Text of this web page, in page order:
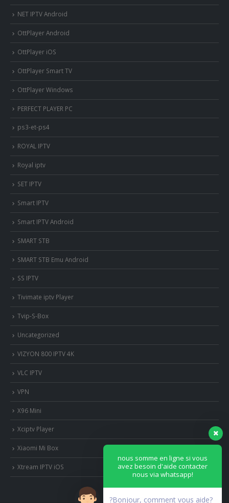
NET IPTV Android
OttPlayer Android
OttPlayer iOS
OttPlayer Smart TV
OttPlayer Windows
PERFECT PLAYER PC
ps3-et-ps4
ROYAL IPTV
Royal iptv
SET IPTV
Smart IPTV
Smart IPTV Android
SMART STB
SMART STB Emu Android
SS IPTV
Tivimate iptv Player
Tvip-S-Box
Uncategorized
VIZYON 800 IPTV 4K
VLC IPTV
VPN
X96 Mini
Xciptv Player
Xiaomi Mi Box
Xtream IPTV iOS
nous somme en ligne si vous
avez besoin d'aide contacter
nous via whatsapp!
?Bonjour, comment vous aide?